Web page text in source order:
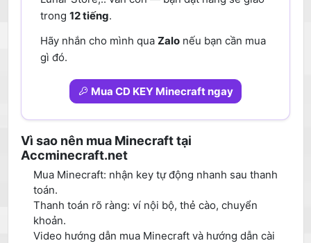
trong 12 tiếng.
Hãy nhắn cho mình qua Zalonếu bạn cần mua
gì đó.
Mua CD KEY Minecraft ngay
Vì sao nên mua Minecraft tại
Accminecraft.net
Mua Minecraft: nhận key tự động nhanh sau thanh
toán.
Thanh toán rõ ràng: ví nội bộ, thẻ cào, chuyển
khoản.
Video hướng dẫn mua Minecraft và hướng dẫn cài